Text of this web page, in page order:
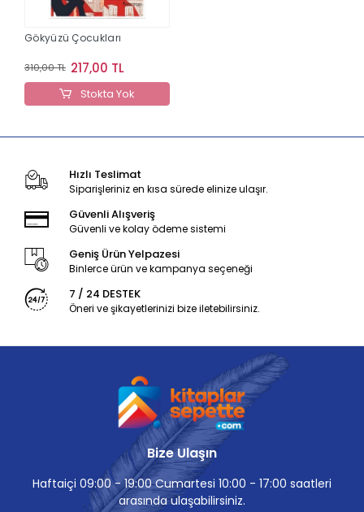
Gökyüzü Çocukları
310,00 TL 217,00 TL
Stokta Yok
Hızlı Teslimat
Siparişleriniz en kısa sürede elinize ulaşır.
Güvenli Alışveriş
Güvenli ve kolay ödeme sistemi
Geniş Ürün Yelpazesi
Binlerce ürün ve kampanya seçeneği
7 / 24 DESTEK
Öneri ve şikayetlerinizi bize iletebilirsiniz.
Bize Ulaşın
Haftaiçi 09:00 - 19:00 Cumartesi 10:00 - 17:00 saatleri
arasında ulaşabilirsiniz.